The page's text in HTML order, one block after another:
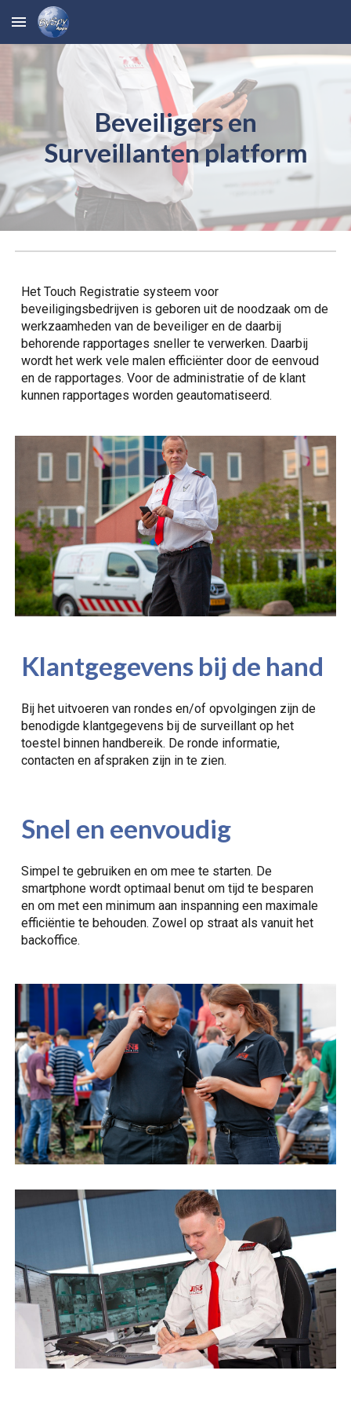
Skip to main content
Beveiligers en
Surveillanten platform
Het Touch Registratie systeem voor
beveiligingsbedrijven is geboren uit de noodzaak om de
werkzaamheden van de beveiliger en de daarbij
behorende rapportages sneller te verwerken. Daarbij
wordt het werk vele malen efficiënter door de eenvoud
en de rapportages. Voor de administratie of de klant
kunnen rapportages worden geautomatiseerd.
Klantgegevens bij de hand
Bij het uitvoeren van rondes en/of opvolgingen zijn de
benodigde klantgegevens bij de surveillant op het
toestel binnen handbereik. De ronde informatie,
contacten en afspraken zijn in te zien.
Snel en eenvoudig
Simpel te gebruiken en om mee te starten. De
smartphone wordt optimaal benut om tijd te besparen
en om met een minimum aan inspanning een maximale
efficiëntie te behouden. Zowel op straat als vanuit het
backoffice.